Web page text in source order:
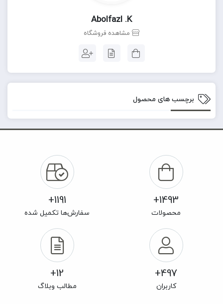
Abolfazl .k
مشاهده فروشگاه
برچسب های محصول
1493+
محصولات
1191+
سفارش‌ها تکمیل شده
497+
کاربران
12+
مطالب وبلاگ